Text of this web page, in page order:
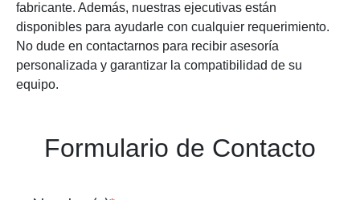
fabricante. Además, nuestras ejecutivas están
disponibles para ayudarle con cualquier requerimiento.
No dude en contactarnos para recibir asesoría
personalizada y garantizar la compatibilidad de su
equipo.
Formulario de Contacto